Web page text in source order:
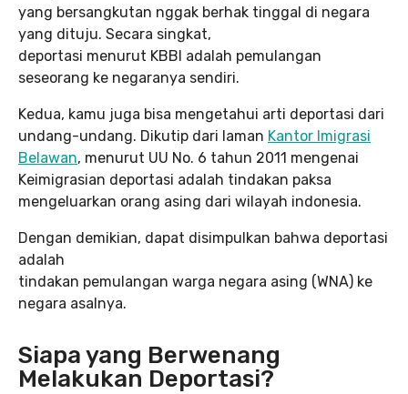
yang bersangkutan nggak berhak tinggal di negara
yang dituju. Secara singkat,
deportasi menurut KBBI adalah pemulangan
seseorang ke negaranya sendiri.
Kedua, kamu juga bisa mengetahui arti deportasi dari
undang-undang. Dikutip dari laman Kantor Imigrasi
Belawan, menurut UU No. 6 tahun 2011 mengenai
Keimigrasian deportasi adalah tindakan paksa
mengeluarkan orang asing dari wilayah indonesia.
Dengan demikian, dapat disimpulkan bahwa deportasi
adalah
tindakan pemulangan warga negara asing (WNA) ke
negara asalnya.
Siapa yang Berwenang
Melakukan Deportasi?